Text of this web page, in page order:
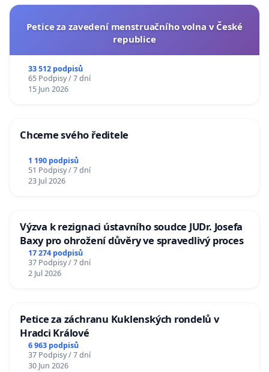
Petice za zavedení menstruačního volna v České
republice
33 512 podpisů
65 Podpisy / 7 dní
15 Jun 2026
Chceme svého ředitele
1 190 podpisů
51 Podpisy / 7 dní
23 Jul 2026
Výzva k rezignaci ústavního soudce JUDr. Josefa
Baxy pro ohrožení důvěry ve spravedlivý proces
17 274 podpisů
37 Podpisy / 7 dní
2 Jul 2026
Petice za záchranu Kuklenských rondelů v
Hradci Králové
6 963 podpisů
37 Podpisy / 7 dní
30 Jun 2026